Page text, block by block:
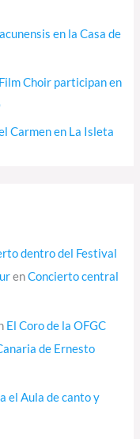
en la Casa de
Choir participan en
Carmen en La Isleta
dentro del Festival
enConcierto central
El Coro de la OFGC
de Ernesto
el Aula de canto y